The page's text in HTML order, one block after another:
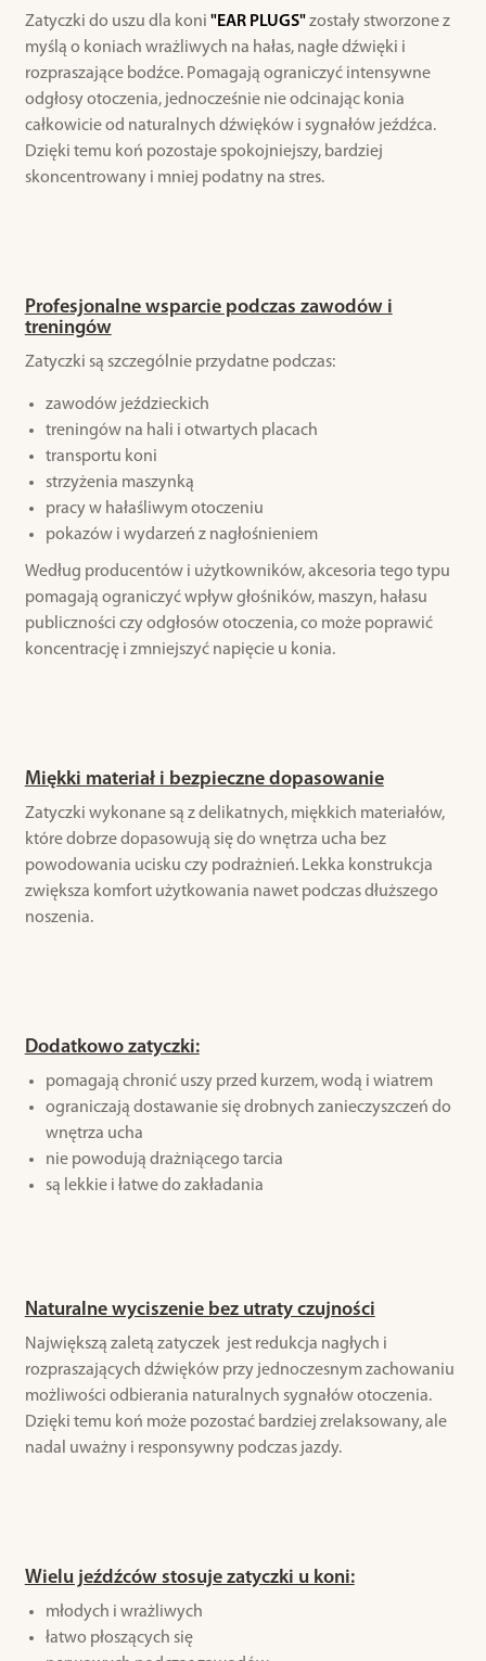
Zatyczki do uszu dla koni "EAR PLUGS"zostały stworzone z
myślą o koniach wrażliwych na hałas, nagłe dźwięki i
rozpraszające bodźce. Pomagają ograniczyć intensywne
odgłosy otoczenia, jednocześnie nie odcinając konia
całkowicie od naturalnych dźwięków i sygnałów jeźdźca.
Dzięki temu koń pozostaje spokojniejszy, bardziej
skoncentrowany i mniej podatny na stres.
Profesjonalne wsparcie podczas zawodów i
treningów
Zatyczki są szczególnie przydatne podczas:
zawodów jeździeckich
treningów na hali i otwartych placach
transportu koni
strzyżenia maszynką
pracy w hałaśliwym otoczeniu
pokazów i wydarzeń z nagłośnieniem
Według producentów i użytkowników, akcesoria tego typu
pomagają ograniczyć wpływ głośników, maszyn, hałasu
publiczności czy odgłosów otoczenia, co może poprawić
koncentrację i zmniejszyć napięcie u konia.
Miękki materiał i bezpieczne dopasowanie
Zatyczki wykonane są z delikatnych, miękkich materiałów,
które dobrze dopasowują się do wnętrza ucha bez
powodowania ucisku czy podrażnień. Lekka konstrukcja
zwiększa komfort użytkowania nawet podczas dłuższego
noszenia.
Dodatkowo zatyczki:
pomagają chronić uszy przed kurzem, wodą i wiatrem
ograniczają dostawanie się drobnych zanieczyszczeń do
wnętrza ucha
nie powodują drażniącego tarcia
są lekkie i łatwe do zakładania
Naturalne wyciszenie bez utraty czujności
Największą zaletą zatyczek jest redukcja nagłych i
rozpraszających dźwięków przy jednoczesnym zachowaniu
możliwości odbierania naturalnych sygnałów otoczenia.
Dzięki temu koń może pozostać bardziej zrelaksowany, ale
nadal uważny i responsywny podczas jazdy.
Wielu jeźdźców stosuje zatyczki u koni:
młodych i wrażliwych
łatwo płoszących się